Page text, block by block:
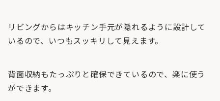
リビングからはキッチン手元が隠れるように設計して
いるので、いつもスッキリして見えます。
背面収納もたっぷりと確保できているので、楽に使う
ができます。